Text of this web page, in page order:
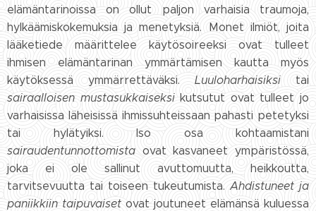
elämäntarinoissa on ollut paljon varhaisia traumoja,
hylkäämiskokemuksia ja menetyksiä. Monet ilmiöt, joita
lääketiede määrittelee käytösoireeksi ovat tulleet
ihmisen elämäntarinan ymmärtämisen kautta myös
käytöksessä ymmärrettäväksi. Luuloharhaisiksi tai
sairaalloisen mustasukkaiseksikutsutut ovat tulleet jo
varhaisissa läheisissä ihmissuhteissaan pahasti petetyksi
tai hylätyiksi. Iso osa kohtaamistani
sairaudentunnottomista ovat kasvaneet ympäristössä,
joka ei ole sallinut avuttomuutta, heikkoutta,
tarvitsevuutta tai toiseen tukeutumista. Ahdistuneet ja
paniikkiin taipuvaiset ovat joutuneet elämänsä kuluessa